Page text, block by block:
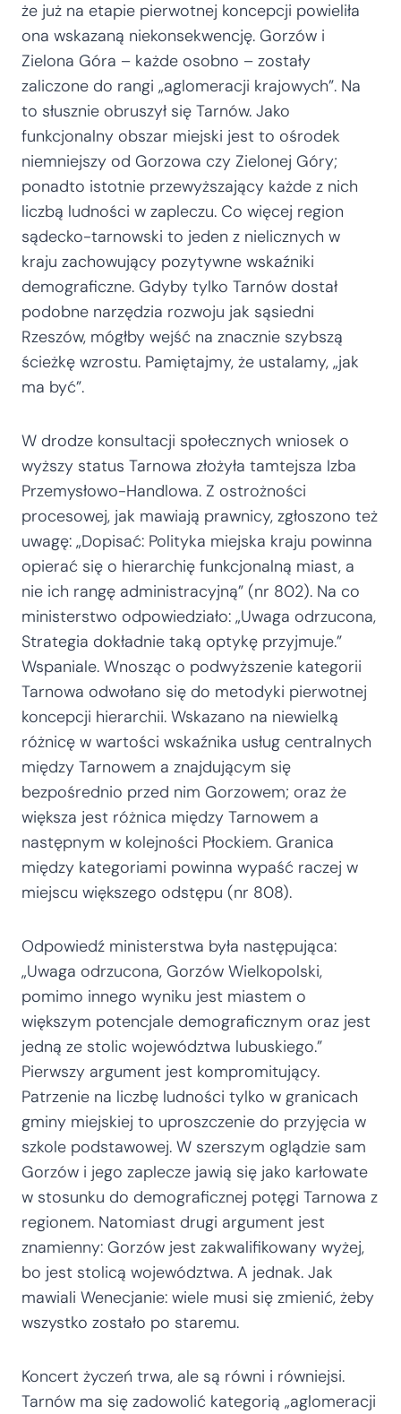
że już na etapie pierwotnej koncepcji powieliła
ona wskazaną niekonsekwencję. Gorzów i
Zielona Góra – każde osobno – zostały
zaliczone do rangi „aglomeracji krajowych”. Na
to słusznie obruszył się Tarnów. Jako
funkcjonalny obszar miejski jest to ośrodek
niemniejszy od Gorzowa czy Zielonej Góry;
ponadto istotnie przewyższający każde z nich
liczbą ludności w zapleczu. Co więcej region
sądecko-tarnowski to jeden z nielicznych w
kraju zachowujący pozytywne wskaźniki
demograficzne. Gdyby tylko Tarnów dostał
podobne narzędzia rozwoju jak sąsiedni
Rzeszów, mógłby wejść na znacznie szybszą
ścieżkę wzrostu. Pamiętajmy, że ustalamy, „jak
ma być”.
W drodze konsultacji społecznych wniosek o
wyższy status Tarnowa złożyła tamtejsza Izba
Przemysłowo-Handlowa. Z ostrożności
procesowej, jak mawiają prawnicy, zgłoszono też
uwagę: „Dopisać: Polityka miejska kraju powinna
opierać się o hierarchię funkcjonalną miast, a
nie ich rangę administracyjną” (nr 802). Na co
ministerstwo odpowiedziało: „Uwaga odrzucona,
Strategia dokładnie taką optykę przyjmuje.”
Wspaniale. Wnosząc o podwyższenie kategorii
Tarnowa odwołano się do metodyki pierwotnej
koncepcji hierarchii. Wskazano na niewielką
różnicę w wartości wskaźnika usług centralnych
między Tarnowem a znajdującym się
bezpośrednio przed nim Gorzowem; oraz że
większa jest różnica między Tarnowem a
następnym w kolejności Płockiem. Granica
między kategoriami powinna wypaść raczej w
miejscu większego odstępu (nr 808).
Odpowiedź ministerstwa była następująca:
„Uwaga odrzucona, Gorzów Wielkopolski,
pomimo innego wyniku jest miastem o
większym potencjale demograficznym oraz jest
jedną ze stolic województwa lubuskiego.”
Pierwszy argument jest kompromitujący.
Patrzenie na liczbę ludności tylko w granicach
gminy miejskiej to uproszczenie do przyjęcia w
szkole podstawowej. W szerszym oglądzie sam
Gorzów i jego zaplecze jawią się jako karłowate
w stosunku do demograficznej potęgi Tarnowa z
regionem. Natomiast drugi argument jest
znamienny: Gorzów jest zakwalifikowany wyżej,
bo jest stolicą województwa. A jednak. Jak
mawiali Wenecjanie: wiele musi się zmienić, żeby
wszystko zostało po staremu.
Koncert życzeń trwa, ale są równi i równiejsi.
Tarnów ma się zadowolić kategorią „aglomeracji